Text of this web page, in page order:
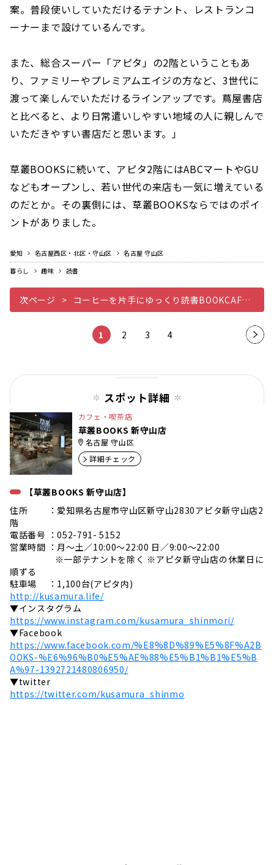
案。普段使いしていただけるテナント、レストランコ
ーナーまで設けているんです。
また、総合スーパー「アピタ」の2階ということもあ
り、ファミリーやプレミアムエイジの方など、3世代に
渡って楽しんでいただけるラインアップです。蔦屋書店
と比べると、より日常遣いしやすい地域の人に親しんで
いただきやすい書店だと思います。」
草叢BOOKSに続いて、アピタ2階にはABCマートやGU
などもオープンし、若い世代の来店も一気に増えている
のだとか。その裏側には、草叢BOOKSならではのポイ
ントがありました。
愛知 名古屋西区・北区・守山区
名古屋 守山区
暮らし
趣味 読書
次ページ コーヒーを片手にゆっくり読書BOOKCAFEスタイル
1 2 3 4
次の
スポット詳細
カフェ・喫茶店
草叢BOOKS 新守山店
名古屋 守山区
詳細チェック
【草叢BOOKS 新守山店】
住所 ：愛知県名古屋市守山区新守山2830アピタ新守山店2
階
電話番号 ：052-791- 5152
営業時間 ：月～土／10:00～22:00 日／9:00～22:00
※一部テナントを除く ※アピタ新守山店の休業日に
順ずる
駐車場 ：1,100台(アピタ内)
http://kusamura.life/
▼インスタグラム
https://www.instagram.com/kusamura_shinmori/
▼Facebook
https://www.facebook.com/%E8%8D%89%E5%8F%A2B
OOKS-%E6%96%B0%E5%AE%88%E5%B1%B1%E5%B
A%97-1392721480806950/
▼twitter
https://twitter.com/kusamura_shinmo